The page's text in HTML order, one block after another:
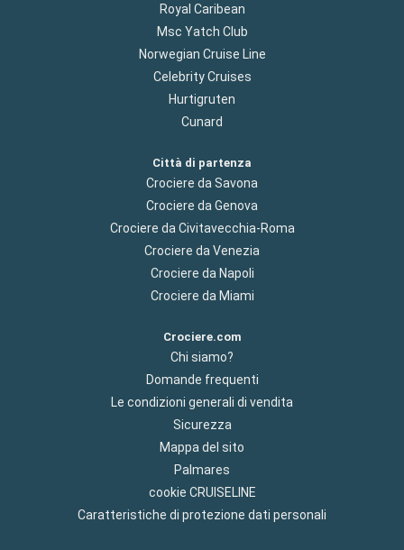
Royal Caribean
Msc Yatch Club
Norwegian Cruise Line
Celebrity Cruises
Hurtigruten
Cunard
Città di partenza
Crociere da Savona
Crociere da Genova
Crociere da Civitavecchia-Roma
Crociere da Venezia
Crociere da Napoli
Crociere da Miami
Crociere.com
Chi siamo?
Domande frequenti
Le condizioni generali di vendita
Sicurezza
Mappa del sito
Palmares
cookie CRUISELINE
Caratteristiche di protezione dati personali